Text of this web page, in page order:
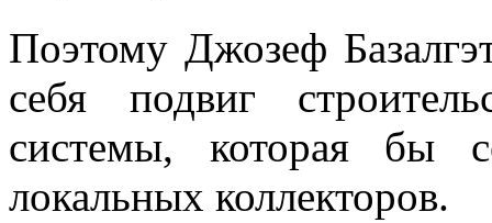
Поэтому Джозеф
себя подвиг
системы, которая бы
локальных коллекторов.